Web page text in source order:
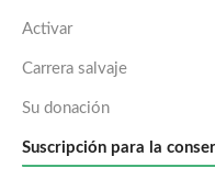
Activar
Carrera salvaje
Su donación
Suscripción para la